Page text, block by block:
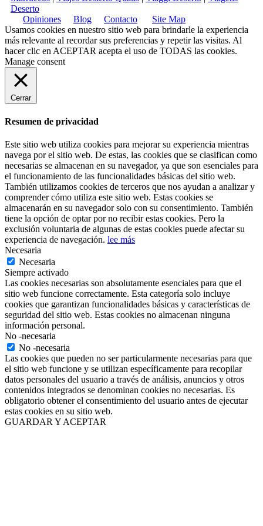
Deserto
Opiniones
Blog Contacto
Site Map
Usamos cookies en nuestro sitio web para brindarle la experiencia
más relevante al recordar sus preferencias y repetir las visitas. Al
hacer clic en ACEPTAR acepta el uso de TODAS las cookies.
Manage consent
Cerrar
Resumen de privacidad
Este sitio web utiliza cookies para mejorar su experiencia mientras
navega por el sitio web. De estas, las cookies que se clasifican como
necesarias se almacenan en su navegador, ya que son esenciales para
el funcionamiento de las funcionalidades básicas del sitio web.
También utilizamos cookies de terceros que nos ayudan a analizar y
comprender cómo utiliza este sitio web. Estas cookies se
almacenarán en su navegador solo con su consentimiento. También
tiene la opción de optar por no recibir estas cookies. Pero la
exclusión voluntaria de algunas de estas cookies puede afectar su
experiencia de navegación. lee más
Necesaria
Necesaria
Siempre activado
Las cookies necesarias son absolutamente esenciales para que el
sitio web funcione correctamente. Esta categoría solo incluye
cookies que garantizan funcionalidades básicas y características de
seguridad del sitio web. Estas cookies no almacenan ninguna
información personal.
No -necesaria
No -necesaria
Las cookies que pueden no ser particularmente necesarias para que
el sitio web funcione y se utilizan específicamente para recopilar
datos personales del usuario a través de análisis, anuncios y otros
contenidos integrados se denominan cookies no necesarias. Es
obligatorio obtener el consentimiento del usuario antes de ejecutar
estas cookies en su sitio web.
GUARDAR Y ACEPTAR